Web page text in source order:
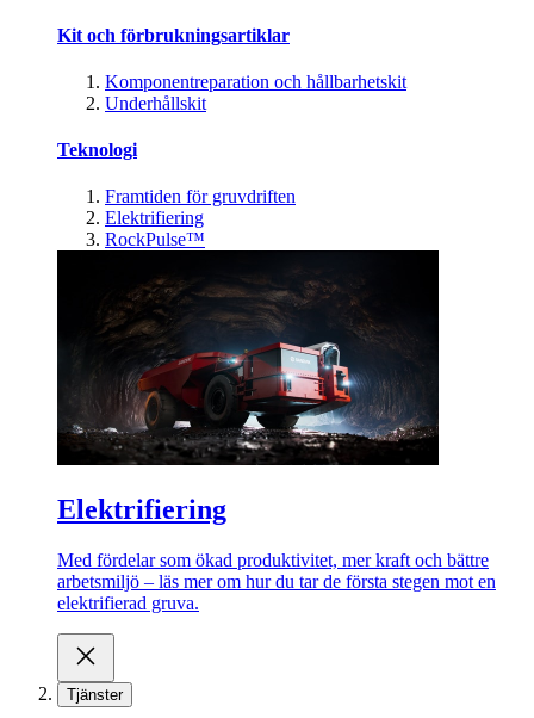
Kit och förbrukningsartiklar
Komponentreparation och hållbarhetskit
Underhållskit
Teknologi
Framtiden för gruvdriften
Elektrifiering
RockPulse™
Elektrifiering
Med fördelar som ökad produktivitet, mer kraft och bättre
arbetsmiljö – läs mer om hur du tar de första stegen mot en
elektrifierad gruva.
Tjänster